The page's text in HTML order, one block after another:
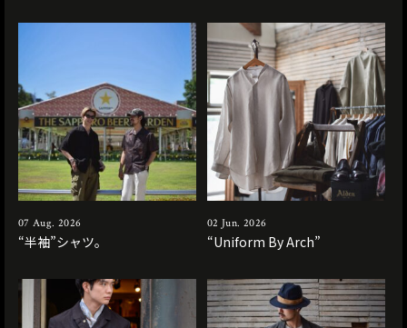
07 Aug. 2026
“半袖”シャツ。
02 Jun. 2026
“Uniform By Arch”